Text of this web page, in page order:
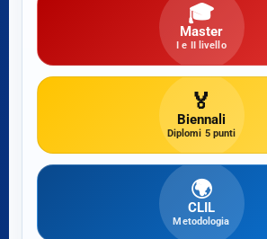
🎓
Master
I e II livello
🏅
Biennali
Diplomi 5 punti
🌍
CLIL
Metodologia